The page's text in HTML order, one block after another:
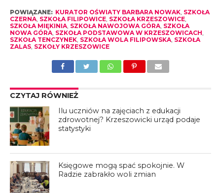
POWIĄZANE: KURATOR OŚWIATY BARBARA NOWAK, SZKOŁA
CZERNA, SZKOŁA FILIPOWICE, SZKOŁA KRZESZOWICE,
SZKOŁA MIĘKINIA, SZKOŁA NAWOJOWA GÓRA, SZKOŁA
NOWA GÓRA, SZKOŁA PODSTAWOWA W KRZESZOWICACH
SZKOŁA TENCZYNEK, SZKOŁA WOLA FILIPOWSKA, SZKOŁA
ZALAS, SZKOŁY KRZESZOWICE
CZYTAJ RÓWNIEŻ
Ilu uczniów na zajęciach z edukacji
zdrowotnej? Krzeszowicki urząd podaje
statystyki
Księgowe mogą spać spokojnie. W
Radzie zabrakło woli zmian